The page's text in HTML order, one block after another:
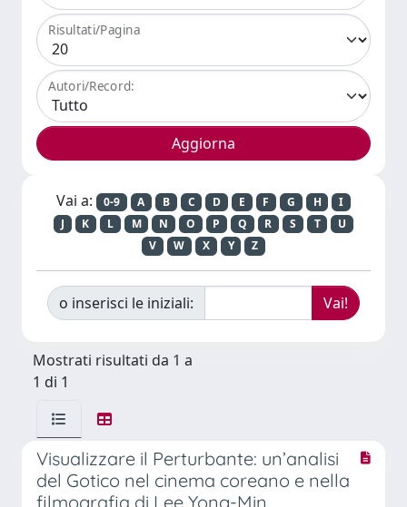
Risultati/Pagina
Autori/Record:
Vai a: 0-9 A B C D E F G H
I
J
K L M N O P Q R S T
U
V
W X Y Z
o inserisci le iniziali:
Mostrati risultati da 1 a
1 di 1
Visualizzare il Perturbante: un’analisi
del Gotico nel cinema coreano e nella
filmografia di Lee Yong-Min